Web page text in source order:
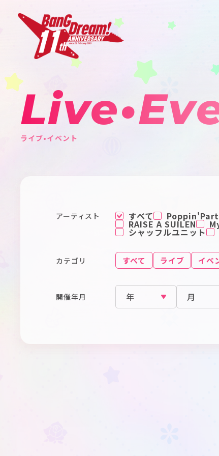
ライブ•イベント
アーティスト すべて
RAISE A SUILEN
シャッフルユニット
カテゴリ すべて ライブ イベ
開催年月